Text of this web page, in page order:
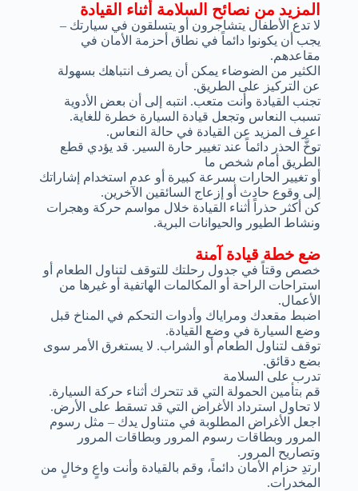
ضع خطة قيادة آمنة
خصص وقتاً في جدول رحلتك للتوقف لتناول الطعام أو
استراحات الراحة أو المكالمات الهاتفية أو غيرها من
الأعمال.
اضبط مقعدك ومراياك وأدوات التحكم في المناخ قبل
وضع السيارة في وضع القيادة.
توقف لتناول الطعام أو الشراب. لا يستغرق الأمر سوى
بضع دقائق.
تدرب على السلامة
قم بتأمين الحمولة التي قد تتحرك أثناء حركة السيارة.
لا تحاول استرداد الأغراض التي قد تسقط على الأرض.
اجعل الأغراض المطلوبة في متناول يدك – مثل رسوم
المرور وبطاقات رسوم المرور وبطاقات المرور
وتصاريح المرور.
ارتدِ حزام الأمان دائماً، وقم بالقيادة وأنت واعٍ وخالٍ من
المخدرات.
المزيد من نصائح السلامة أثناء القيادة
لا تدع الأطفال يتشاجرون أو يتسلقون في سيارتك –
يجب أن يكونوا دائماً في نطاق أحزمة الأمان في
مقاعدهم.
الكثير من الضوضاء يمكن أن يصرف انتباهك بسهولة
عن التركيز على الطريق.
تجنب القيادة وأنت متعب. انتبه إلى أن بعض الأدوية
تسبب النعاس وتجعل قيادة السيارة خطرة للغاية.
اعرف المزيد عن القيادة في حالة النعاس.
توخَّ الحذر دائماً عند تغيير حارة السير. قد يؤدي قطع
الطريق أمام شخص ما
أو تغيير الحارات بسرعة كبيرة أو عدم استخدام إشاراتك
إلى وقوع حادث أو إزعاج السائقين الآخرين.
كن أكثر حذراً أثناء القيادة خلال مواسم حركة وهجرات
ونشاط الطيور والحيوانات البرية.